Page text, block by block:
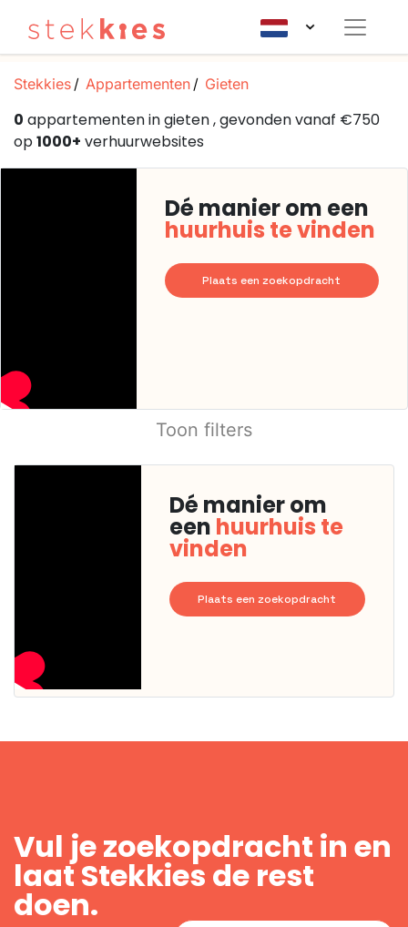
Stekkies Appartementen Gieten
0 appartementen in gieten , gevonden vanaf €750
op1000+ verhuurwebsites
Dé manier om een
huurhuis te vinden
Plaats een zoekopdracht
Toon filters
Dé manier om
een huurhuis te
vinden
Plaats een zoekopdracht
Vul je zoekopdracht in en
laat Stekkies de rest
doen.